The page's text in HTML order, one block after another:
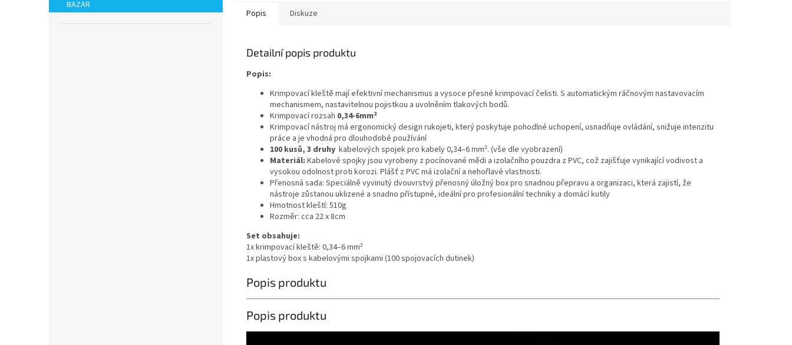
BAZAR
Popis Diskuze
Detailní popis produktu
Popis:
Krimpovací kleště mají efektivní mechanismus a vysoce přesné krimpovací čelisti. S automatickým ráčnovým nastavovacím
mechanismem, nastavitelnou pojistkou a uvolněním tlakových bodů.
Krimpovací rozsah 0,34-6mm²
Krimpovací nástroj má ergonomický design rukojeti, který poskytuje pohodlné uchopení, usnadňuje ovládání, snižuje intenzitu
práce a je vhodná pro dlouhodobé používání
100 kusů, 3 druhy kabelových spojek pro kabely 0,34–6 mm². (vše dle vyobrazení)
Materiál: Kabelové spojky jsou vyrobeny z pocínované mědi a izolačního pouzdra z PVC, což zajišťuje vynikající vodivost a
vysokou odolnost proti korozi. Plášť z PVC má izolační a nehořlavé vlastnosti.
Přenosná sada: Speciálně vyvinutý dvouvrstvý přenosný úložný box pro snadnou přepravu a organizaci, která zajistí, že
nástroje zůstanou uklizené a snadno přístupné, ideální pro profesionální techniky a domácí kutily
Hmotnost kleští: 510g
Rozměr: cca 22 x 8cm
Set obsahuje:
1x krimpovací kleště: 0,34–6 mm²
1x plastový box s kabelovými spojkami (100 spojovacích dutinek)
Popis produktu
Popis produktu